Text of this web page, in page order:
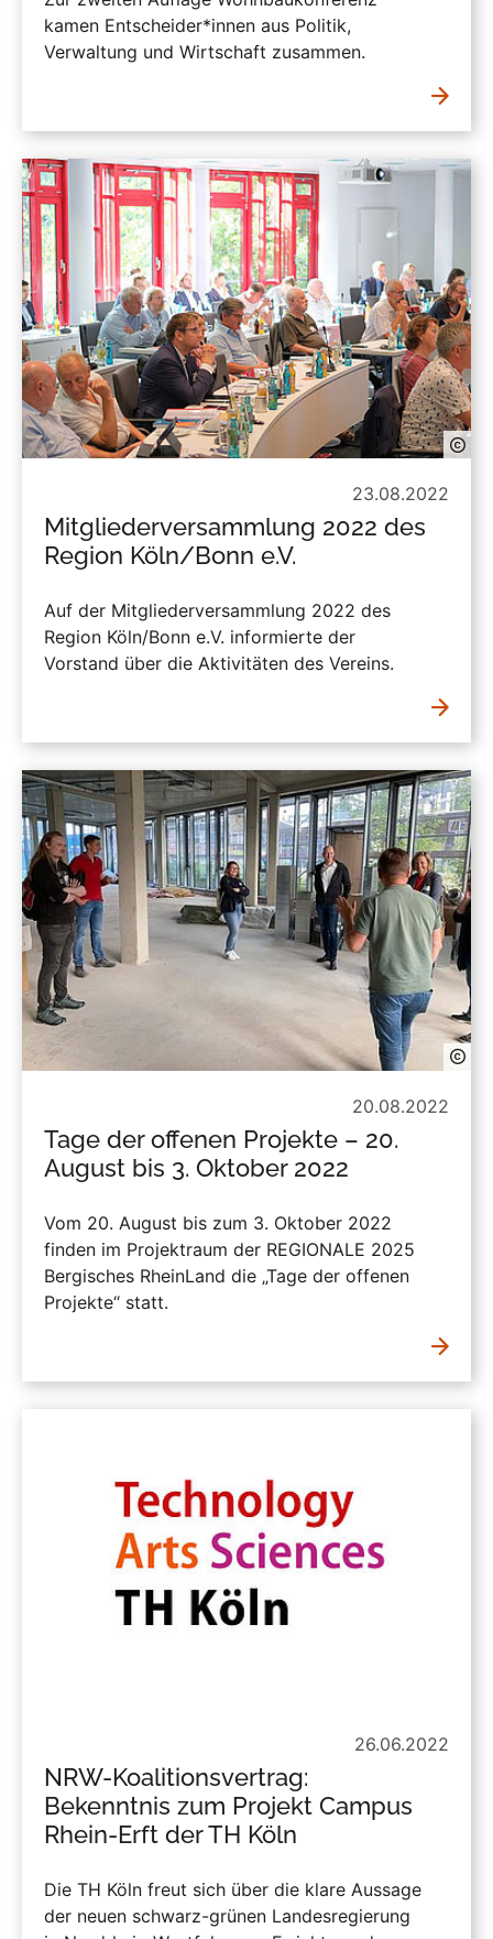
kamen Entscheider*innen aus Politik,
Verwaltung und Wirtschaft zusammen.
23.08.2022
Mitgliederversammlung 2022 des
Region Köln/Bonn e.V.
Auf der Mitgliederversammlung 2022 des
Region Köln/Bonn e.V. informierte der
Vorstand über die Aktivitäten des Vereins.
20.08.2022
Tage der offenen Projekte – 20.
August bis 3. Oktober 2022
Vom 20. August bis zum 3. Oktober 2022
finden im Projektraum der REGIONALE 2025
Bergisches RheinLand die „Tage der offenen
Projekte“ statt.
26.06.2022
NRW-Koalitionsvertrag:
Bekenntnis zum Projekt Campus
Rhein-Erft der TH Köln
Die TH Köln freut sich über die klare Aussage
der neuen schwarz-grünen Landesregierung